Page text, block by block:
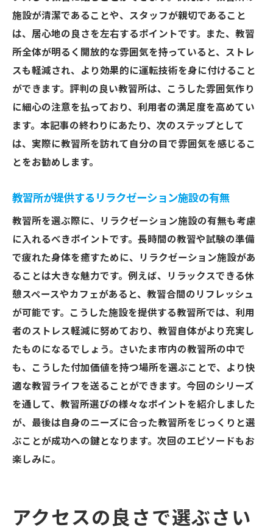
施設が清潔であることや、スタッフが親切であること
は、居心地の良さを左右するポイントです。また、教習
所全体が明るく開放的な雰囲気を持っていると、ストレ
スも軽減され、より効果的に運転技術を身に付けること
ができます。評判の良い教習所は、こうした雰囲気作り
に細心の注意を払っており、利用者の満足度を高めてい
ます。本記事の終わりにあたり、次のステップとして
は、実際に教習所を訪れて自分の目で雰囲気を感じるこ
とをお勧めします。
教習所が提供するリラクゼーション施設の有無
教習所を選ぶ際に、リラクゼーション施設の有無も考慮
に入れるべきポイントです。長時間の教習や試験の準備
で疲れた身体を癒すために、リラクゼーション施設があ
ることは大きな魅力です。例えば、リラックスできる休
憩スペースやカフェがあると、教習合間のリフレッシュ
が可能です。こうした施設を提供する教習所では、利用
者のストレス軽減に努めており、教習自体がより充実し
たものになるでしょう。さいたま市内の教習所の中で
も、こうした付加価値を持つ場所を選ぶことで、より快
適な教習ライフを送ることができます。今回のシリーズ
を通して、教習所選びの様々なポイントを紹介しました
が、最後は自身のニーズに合った教習所をじっくりと選
ぶことが成功への鍵となります。次回のエピソードもお
楽しみに。
アクセスの良さで選ぶさい